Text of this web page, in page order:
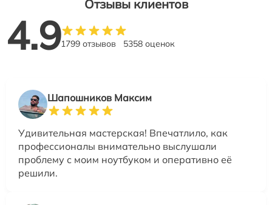
Отзывы клиентов
4.91799 отзывов 5358 оценок
Шапошников Максим
Удивительная мастерская! Впечатлило, как
профессионалы внимательно выслушали
проблему с моим ноутбуком и оперативно её
решили.